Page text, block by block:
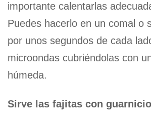
importante calentarlas
Puedes hacerlo en un comal o
por unos segundos de cada
microondas cubriéndolas con
húmeda.
Sirve las fajitas con